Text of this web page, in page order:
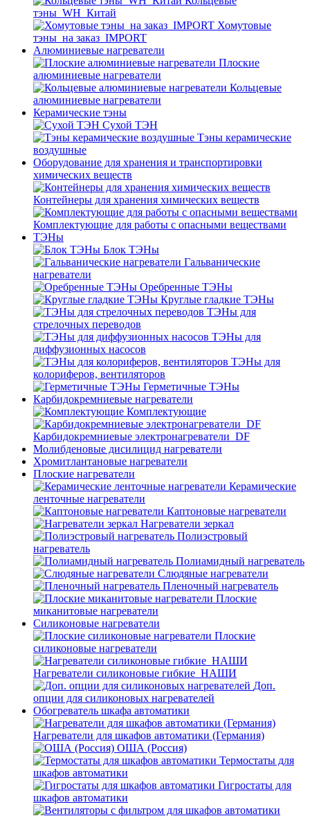
тэны_WH_Китай
Хомутовые
тэны_на заказ_IMPORT
Алюминиевые нагреватели
Плоские
алюминиевые нагреватели
Кольцевые
алюминиевые нагреватели
Керамические тэны
Сухой ТЭН
Тэны керамические
воздушные
Оборудование для хранения и транспортировки
химических веществ
Контейнеры для хранения химических веществ
Комплектующие для работы с опасными веществами
ТЭНы
Блок ТЭНы
Гальванические
нагреватели
Оребренные ТЭНы
Круглые гладкие ТЭНы
ТЭНы для
стрелочных переводов
ТЭНы для
диффузионных насосов
ТЭНы для
колориферов, вентиляторов
Герметичные ТЭНы
Карбидокремниевые нагреватели
Комплектующие
Карбидокремниевые электронагреватели_DF
Молибденовые дисилицид нагреватели
Хромитлантановые нагреватели
Плоские нагреватели
Керамические
ленточные нагреватели
Каптоновые нагреватели
Нагреватели зеркал
Полиэстровый
нагреватель
Полиамидный нагреватель
Слюдяные нагреватели
Пленочный нагреватель
Плоские
миканитовые нагреватели
Силиконовые нагреватели
Плоские
силиконовые нагреватели
Нагреватели силиконовые гибкие_НАШИ
Доп.
опции для силиконовых нагревателей
Обогреватель шкафа автоматики
Нагреватели для шкафов автоматики (Германия)
ОША (Россия)
Термостаты для
шкафов автоматики
Гигростаты для
шкафов автоматики